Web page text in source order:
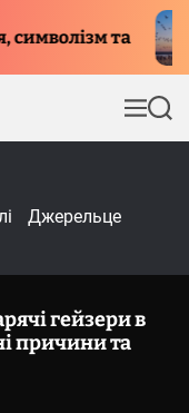
птахи взимку
міграції та
М
е
П
о
Джерельце
гейзери в
причини та